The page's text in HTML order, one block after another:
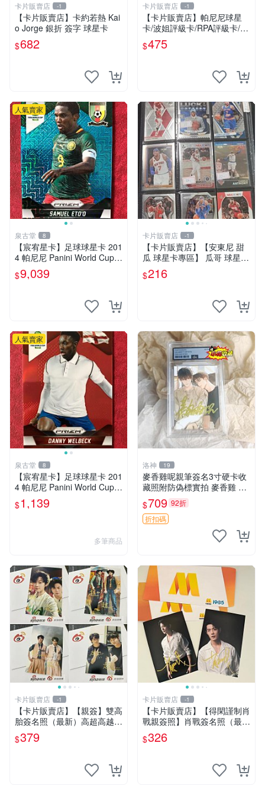
卡片販賣店 -1
【卡片販賣店】卡約若熱 Kai
o Jorge 銀折 簽字 球星卡
$682
卡片販賣店 -1
【卡片販賣店】帕尼尼球星
卡/波姐評級卡/RPA評級卡/專
收必備/標價包郵
$475
人氣賣家
泉古堂 8
【宸宥星卡】足球球星卡 201
4 帕尼尼 Panini World Cup P
rizm年 世界杯 喀麥隆 獵-319
$9,039
卡片販賣店 -1
【卡片販賣店】【安東尼 甜
瓜 球星卡專區】 瓜哥 球星卡
合集
$216
人氣賣家
泉古堂 8
【宸宥星卡】足球球星卡 201
4 帕尼尼 Panini World Cup P
rizm年 世界杯 英格蘭 維-440
$1,139
多筆商品
洛神 19
麥香雞呢親筆簽名3寸硬卡收
藏照附防偽標實拍 麥香雞 簽
名 照片
$709 92折
折扣碼
卡片販賣店 -1
【卡片販賣店】【親簽】雙高
胎簽名照（最新）高超高越6
寸親筆簽名照 喜人奇妙
$379
卡片販賣店 -1
【卡片販賣店】【得閑謹制肖
戰親簽照】肖戰簽名照（最
新）電影得閑謹制莫得閑肖
$326